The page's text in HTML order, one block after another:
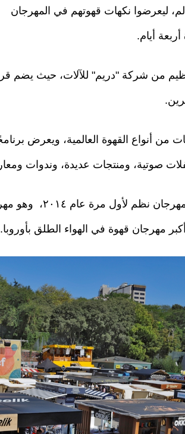
ليعرضوا نكهات قهوتهم في المهرجان
أيام.
من شركة "دريم" للآلات، حيث يضم
من أنواع القهوة العالمية، ويعرض
صوتية، ومنتجات عديدة، وندوات
الجدير بالذكر أن
أكبر مهرجان قهوة في الهواء الطلق بأوروبا.